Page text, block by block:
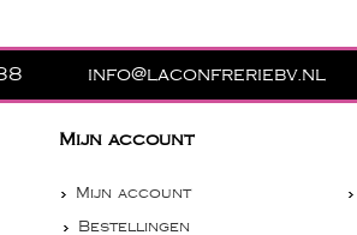
info@laconfreriebv.nl
Mijn account
Mijn account
Bestellingen